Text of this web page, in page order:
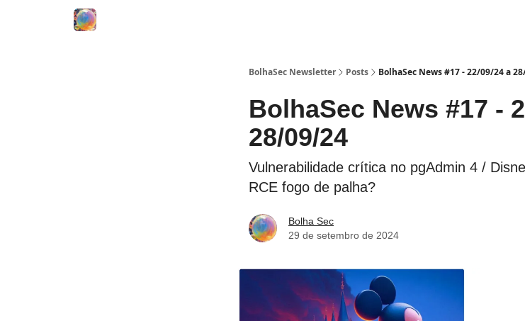
BolhaSec Newsletter Posts BolhaSec News #17 - 22/09/24 a
BolhaSec News #17 -
28/09/24
Vulnerabilidade crítica no pgAdmin 4 /
RCE fogo de palha?
Bolha Sec
29 de setembro de 2024